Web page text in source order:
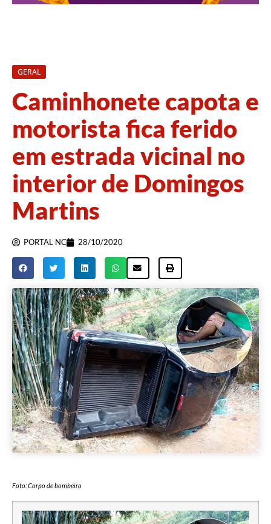
GERAL
Caminhonete capota e
motorista fica ferido
em estrada vicinal no
interior de Domingos
Martins
PORTAL NC 28/10/2020
Foto: Corpo de bombeiro